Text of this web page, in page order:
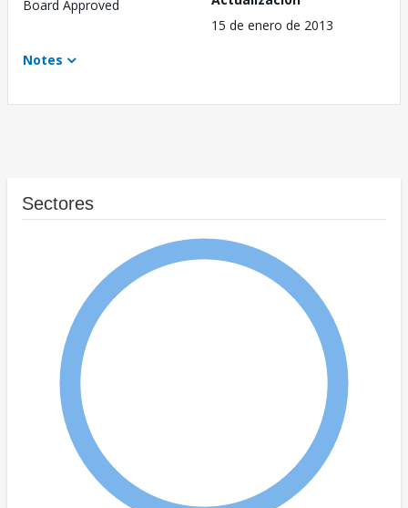
Board Approved
15 de enero de 2013
Notes
Sectores